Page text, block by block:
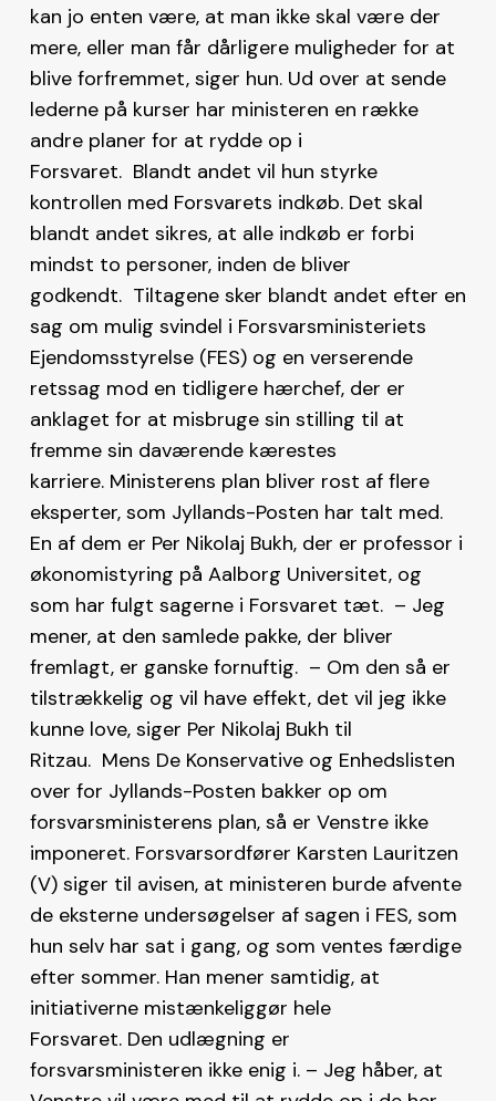
kan jo enten være, at man ikke skal være der
mere, eller man får dårligere muligheder for at
blive forfremmet, siger hun. Ud over at sende
lederne på kurser har ministeren en række
andre planer for at rydde op i
Forsvaret. Blandt andet vil hun styrke
kontrollen med Forsvarets indkøb. Det skal
blandt andet sikres, at alle indkøb er forbi
mindst to personer, inden de bliver
godkendt. Tiltagene sker blandt andet efter en
sag om mulig svindel i Forsvarsministeriets
Ejendomsstyrelse (FES) og en verserende
retssag mod en tidligere hærchef, der er
anklaget for at misbruge sin stilling til at
fremme sin daværende kærestes
karriere. Ministerens plan bliver rost af flere
eksperter, som Jyllands-Posten har talt med.
En af dem er Per Nikolaj Bukh, der er professor i
økonomistyring på Aalborg Universitet, og
som har fulgt sagerne i Forsvaret tæt. – Jeg
mener, at den samlede pakke, der bliver
fremlagt, er ganske fornuftig. – Om den så er
tilstrækkelig og vil have effekt, det vil jeg ikke
kunne love, siger Per Nikolaj Bukh til
Ritzau. Mens De Konservative og Enhedslisten
over for Jyllands-Posten bakker op om
forsvarsministerens plan, så er Venstre ikke
imponeret. Forsvarsordfører Karsten Lauritzen
(V) siger til avisen, at ministeren burde afvente
de eksterne undersøgelser af sagen i FES, som
hun selv har sat i gang, og som ventes færdige
efter sommer. Han mener samtidig, at
initiativerne mistænkeliggør hele
Forsvaret. Den udlægning er
forsvarsministeren ikke enig i. – Jeg håber, at